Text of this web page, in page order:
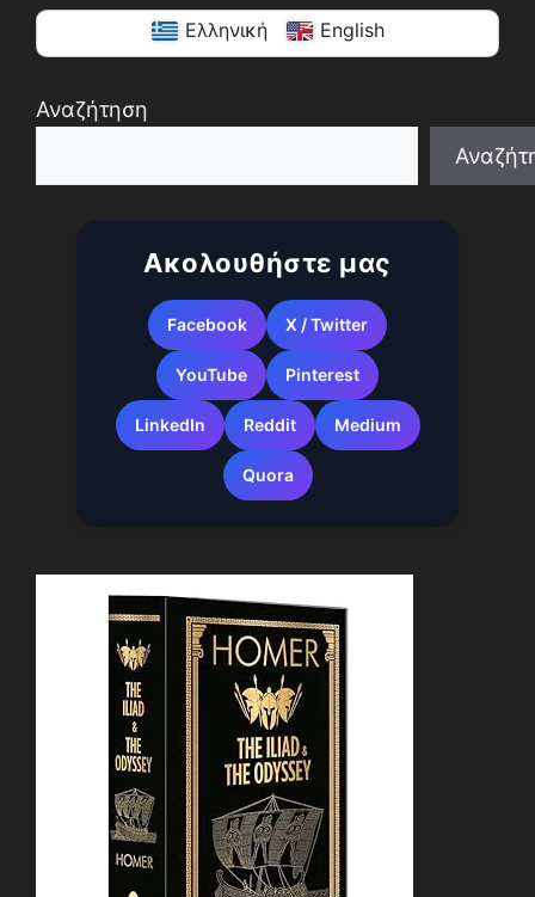
Ελληνική English
Αναζήτηση
Ακολουθήστε μας
Facebook X / Twitter
YouTube Pinterest
LinkedIn Reddit Medium
Quora